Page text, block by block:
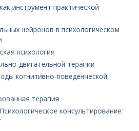
инструмент практической
нейронов в психологическом
психология
двигательной терапии
когнитивно-поведенческой
терапия
консультирование: